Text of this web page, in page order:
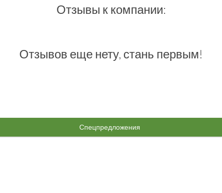
Отзывы к компании:
Отзывов еще нету, стань первым!
Спецпредложения